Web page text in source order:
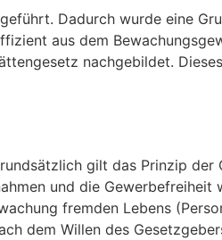
Dadurch wurde eine
aus dem
nachgebildet.
gilt das Prinzip der
und die
fremden Lebens
dem Willen des